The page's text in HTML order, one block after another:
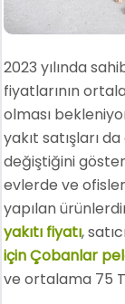
2023 yılında
fiyatlarının
olması
yakıt satışları
değiştiğini
evlerde ve
yapılan
yakıtı fiyatı,
için Çobanlar
ve ortalama 75